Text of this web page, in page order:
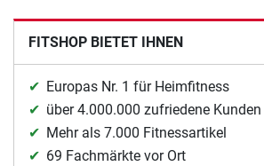
FITSHOP BIETET IHNEN
Europas Nr. 1 für Heimfitness
über 4.000.000 zufriedene Kunden
Mehr als 7.000 Fitnessartikel
69 Fachmärkte vor Ort